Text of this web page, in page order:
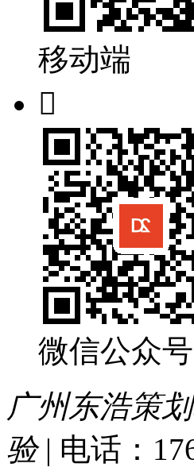
移动端

微信公众号
广州东浩策
验 | 电话：